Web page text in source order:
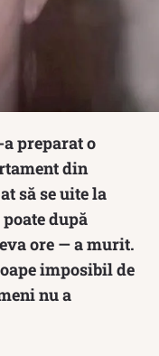
preparat o
din
să se uite la
după
ore — a murit.
imposibil de
nu a